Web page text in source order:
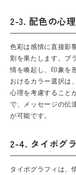
2-3. 配色の心
色彩は感情に直接影
割を果たします。ブ
情を喚起し、印象を
おけるカラー選択は
心理を考慮すること
で、メッセージの伝
が可能です。
2-4. タイポグ
タイポグラフィは、